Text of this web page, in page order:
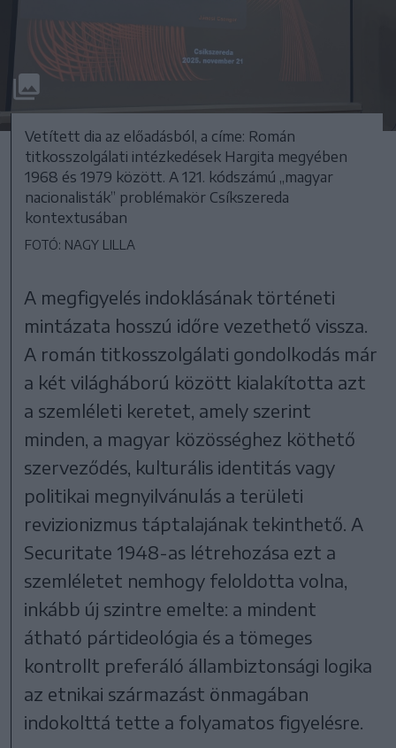
Vetített dia az előadásból, a címe: Román
titkosszolgálati intézkedések Hargita megyében
1968 és 1979 között. A 121. kódszámú „magyar
nacionalisták” problémakör Csíkszereda
kontextusában
FOTÓ: NAGY LILLA
A megfigyelés indoklásának történeti
mintázata hosszú időre vezethető vissza.
A román titkosszolgálati gondolkodás már
a két világháború között kialakította azt
a szemléleti keretet, amely szerint
minden, a magyar közösséghez köthető
szerveződés, kulturális identitás vagy
politikai megnyilvánulás a területi
revizionizmus táptalajának tekinthető. A
Securitate 1948-as létrehozása ezt a
szemléletet nemhogy feloldotta volna,
inkább új szintre emelte: a mindent
átható pártideológia és a tömeges
kontrollt preferáló állambiztonsági logika
az etnikai származást önmagában
indokolttá tette a folyamatos figyelésre.